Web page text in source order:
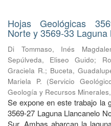
Hojas Geológicas
Norte y 3569-33
Di Tommaso, Inés
Sepúlveda, Eliseo Guido;
Graciela R.; Buceta,
Mariela P. (Servicio
Geología y Recursos Minerales,
Se expone en este trabajo la
3569-27 Laguna Llancanelo
Sur. Ambas abarcan la